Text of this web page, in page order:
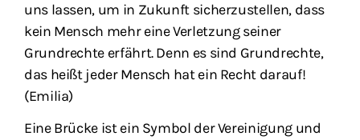
uns lassen, um in Zukunft sicherzustellen, dass
kein Mensch mehr eine Verletzung seiner
Grundrechte erfährt. Denn es sind Grundrechte,
das heißt jeder Mensch hat ein Recht darauf!
(Emilia)
Eine Brücke ist ein Symbol der Vereinigung und